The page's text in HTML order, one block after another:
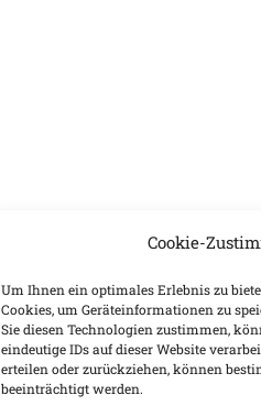
Cookie-
Um Ihnen ein optimales Erlebnis zu
Cookies, um Geräteinformationen zu
Sie diesen Technologien zustimmen,
eindeutige IDs auf dieser Website
erteilen oder zurückziehen, können
beeinträchtigt werden.